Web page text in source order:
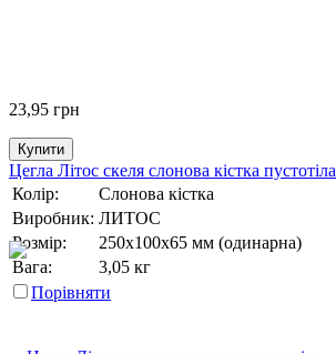
23,95 грн
Купити
Цегла Літос скеля слонова кістка пустотіла
Колір:
Слонова кістка
Виробник: ЛИТОС
Розмір:
250х100х65 мм (одинарна)
Вага:
3,05 кг
Порівняти